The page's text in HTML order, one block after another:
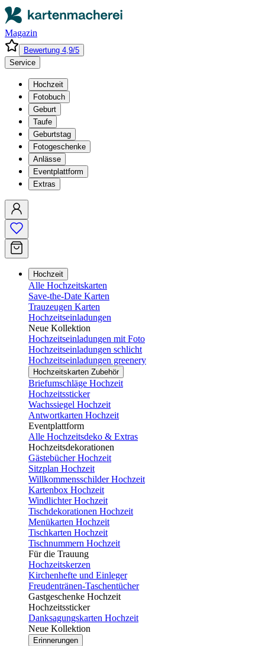
Magazin
Bewertung 4,9/5
Service
Hochzeit
Fotobuch
Geburt
Taufe
Geburtstag
Fotogeschenke
Anlässe
Eventplattform
Extras
Hochzeit
Alle Hochzeitskarten
Save-the-Date Karten
Trauzeugen Karten
Hochzeitseinladungen
Neue Kollektion
Hochzeitseinladungen mit Foto
Hochzeitseinladungen schlicht
Hochzeitseinladungen greenery
Hochzeitskarten Zubehör
Briefumschläge Hochzeit
Hochzeitssticker
Wachssiegel Hochzeit
Antwortkarten Hochzeit
Eventplattform
Alle Hochzeitsdeko & Extras
Hochzeitsdekorationen
Gästebücher Hochzeit
Sitzplan Hochzeit
Willkommensschilder Hochzeit
Kartenbox Hochzeit
Windlichter Hochzeit
Tischdekorationen Hochzeit
Menükarten Hochzeit
Tischkarten Hochzeit
Tischnummern Hochzeit
Für die Trauung
Hochzeitskerzen
Kirchenhefte und Einleger
Freudentränen-Taschentücher
Gastgeschenke Hochzeit
Hochzeitssticker
Danksagungskarten Hochzeit
Neue Kollektion
Erinnerungen